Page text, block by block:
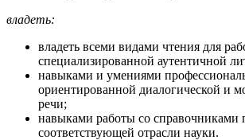
владеть:
владеть всеми видами чтения для
специализированной аутентичной
навыками и умениями
ориентированной диалогической и
речи;
навыками работы со справочниками
соответствующей отрасли науки.